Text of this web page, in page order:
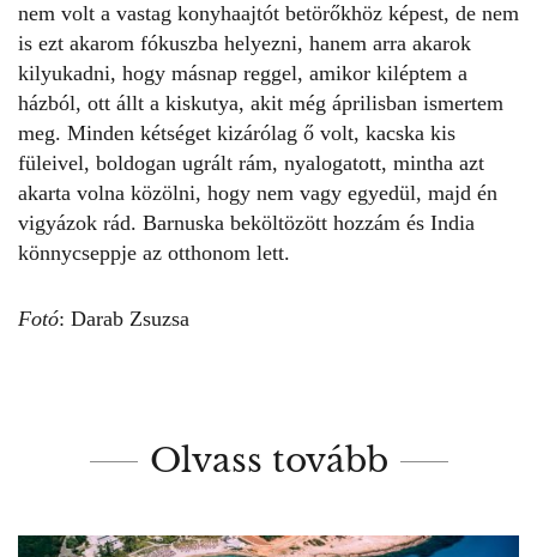
nem volt a vastag konyhaajtót betörőkhöz képest, de nem
is ezt akarom fókuszba helyezni, hanem arra akarok
kilyukadni, hogy másnap reggel, amikor kiléptem a
házból, ott állt a kiskutya, akit még áprilisban ismertem
meg. Minden kétséget kizárólag ő volt, kacska kis
füleivel, boldogan ugrált rám, nyalogatott, mintha azt
akarta volna közölni, hogy nem vagy egyedül, majd én
vigyázok rád. Barnuska beköltözött hozzám és India
könnycseppje az otthonom lett.
Fotó: Darab Zsuzsa
Olvass tovább